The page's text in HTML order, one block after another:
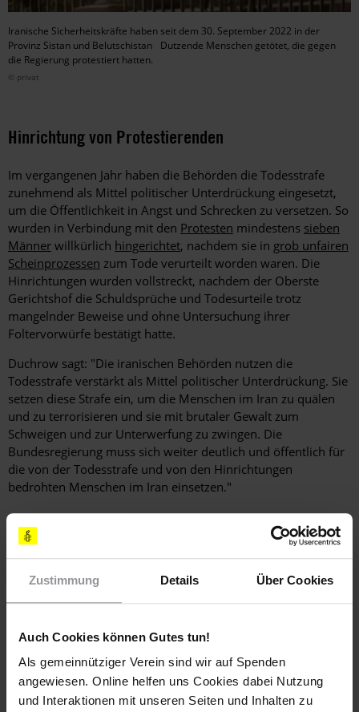
Zustimmung Details Über Cookies
Auch Cookies können Gutes tun!
Als gemeinnütziger Verein sind wir auf Spenden
angewiesen. Online helfen uns Cookies dabei Nutzung
und Interaktionen mit unseren Seiten und Inhalten zu
Iranische Sicherheitskräfte haben seit dem 30. September 2022 in der
Provinz Sistan und Belutschistan Dutzende Menschen getötet, die gegen
die Regierung protestiert hatten.
© privat
Hinrichtung von Protestierenden
Im vergangenen Jahr haben die Behörden die Todesstrafe
zunehmend als Mittel politischer Unterdrückung eingesetzt,
um die Öffentlichkeit in Angst und Schrecken zu versetzen. So
wurden in Verbindung mit den Protesten mindestens sieben
Männer willkürlich hingerichtet, nachdem sie in grob unfairen
Scheinprozessen zum Tode verurteilt worden waren. Die
Hinrichtungen wurden vollstreckt, nachdem der Oberste
Gerichtshof die Schuldsprüche und Todesurteile trotz
mangelnder Beweise und ohne Untersuchung ihrer
Foltervorwürfe bestätigt hatte.
Duchrow sagt: "Die iranischen Behörden nutzen die
Todesstrafe verstärkt als Mittel politischer Unterdrückung. Sie
setzen diese Strafe ein, um die Menschen im Iran zu quälen
und zu terrorisieren und sie mit brutaler Gewalt zum
Schweigen und zur Unterwerfung zu zwingen. Die
Bundesregierung muss sich weiter deutlich und öffentlich für
die von der Todesstrafe und von den Hinrichtungen
bedrohten Menschen im Iran einsetzen."